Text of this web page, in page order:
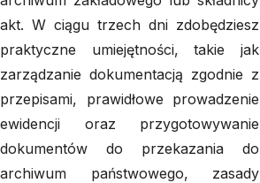
akt. W ciągu trzech dni zdobędziesz
praktyczne umiejętności, takie jak
zarządzanie dokumentacją zgodnie z
przepisami, prawidłowe prowadzenie
ewidencji oraz przygotowywanie
dokumentów do przekazania do
archiwum państwowego, zasady